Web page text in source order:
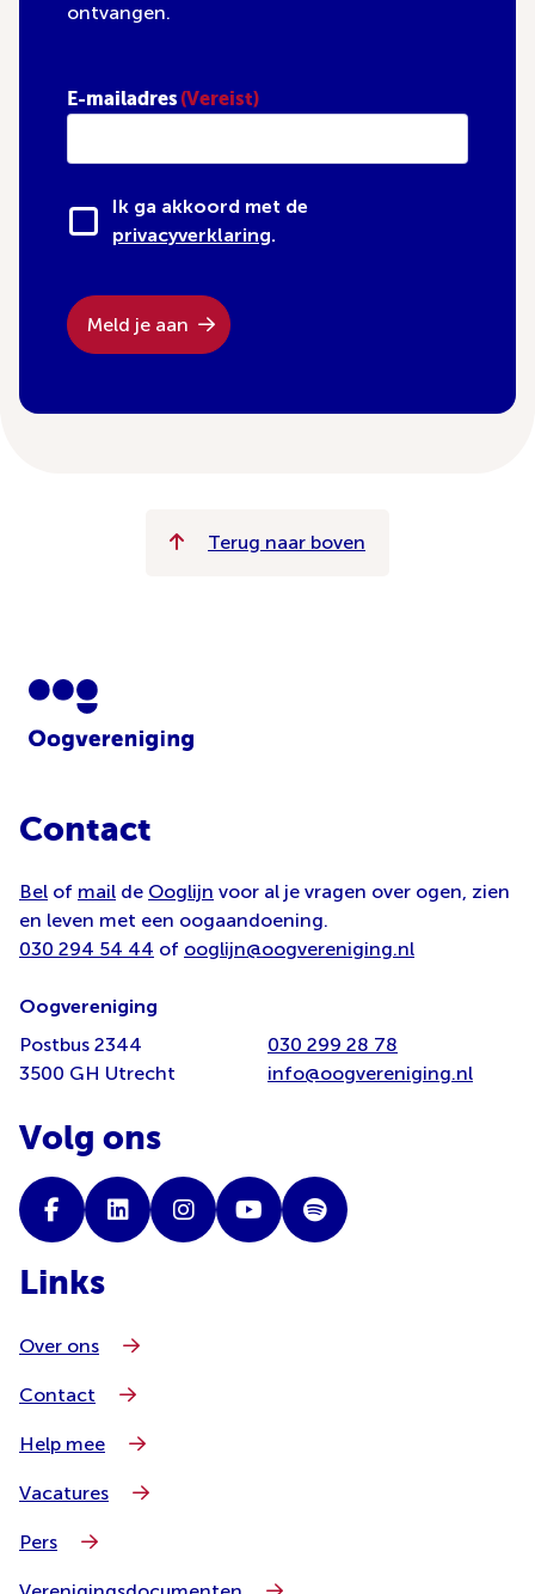
ontvangen.
E-mailadres (Vereist)
Ik ga akkoord met de
privacyverklaring.
Meld je aan
Terug naar boven
Contact
Bel of mail de Ooglijn voor al je vragen over ogen, zien
en leven met een oogaandoening.
030 294 54 44 of ooglijn@oogvereniging.nl
Oogvereniging
Postbus 2344
3500 GH Utrecht
030 299 28 78
info@oogvereniging.nl
Volg ons
Links
Over ons
Contact
Help mee
Vacatures
Pers